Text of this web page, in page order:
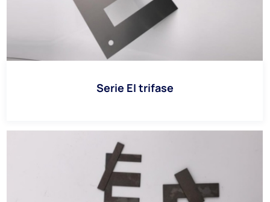
Serie EI trifase